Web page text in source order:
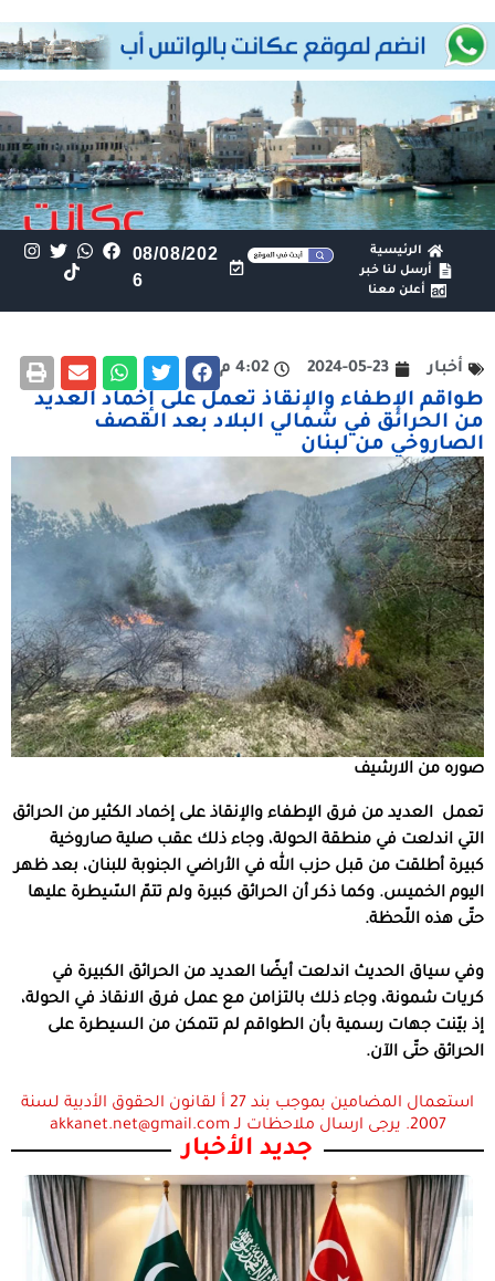
الرئيسية
أرسل لنا خبر
أعلن معنا
08/08/202
6
أخبار 2024-05-23 4:02 م
طواقم الإطفاء والإنقاذ تعمل على إخماد العديد
من الحرائق في شمالي البلاد بعد القصف
الصاروخي من لبنان
صوره من الارشيف
تعمل العديد من فرق الإطفاء والإنقاذ على إخماد الكثير من الحرائق
التي اندلعت في منطقة الحولة، وجاء ذلك عقب صلية صاروخية
كبيرة أطلقت من قبل حزب الله في الأراضي الجنوبة للبنان، بعد ظهر
اليوم الخميس. وكما ذكر أن الحرائق كبيرة ولم تتمّ السّيطرة عليها
حتّى هذه اللّحظة.
وفي سياق الحديث اندلعت أيضًا العديد من الحرائق الكبيرة في
كريات شمونة، وجاء ذلك بالتزامن مع عمل فرق الانقاذ في الحولة،
إذ بيّنت جهات رسمية بأن الطواقم لم تتمكن من السيطرة على
الحرائق حتّى الآن.
استعمال المضامين بموجب بند 27 أ لقانون الحقوق الأدبية لسنة
2007. يرجى ارسال ملاحظات لـ akkanet.net@gmail.com
جديد الأخبار